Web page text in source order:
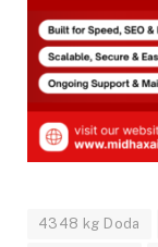
4348 kg Doda